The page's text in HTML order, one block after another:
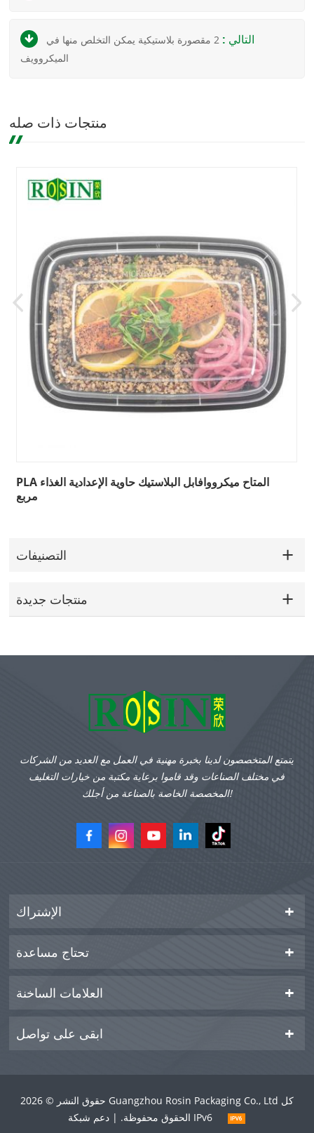
التالي : 2 مقصورة بلاستيكية يمكن التخلص منها في
الميكروويف
منتجات ذات صله
PLA المتاح ميكرووافابل البلاستيك حاوية الإعدادية الغذاء
مربع
التصنيفات
منتجات جديدة
يتمتع المتخصصون لدينا بخبرة مهنية في العمل مع العديد من الشركات
في مختلف الصناعات وقد قاموا برعاية مكتبة من خيارات التغليف
المخصصة الخاصة بالصناعة من أجلك!
الإشتراك
تحتاج مساعدة
العلامات الساخنة
ابقى على تواصل
حقوق النشر © 2026 Guangzhou Rosin Packaging Co., Ltd كل
الحقوق محفوظة. | دعم شبكة IPv6